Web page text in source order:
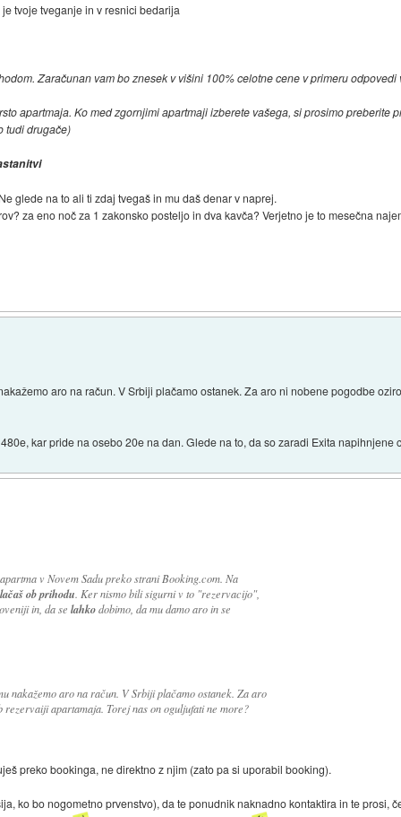
tvoje tveganje in v resnici bedarija
Zaračunan vam bo znesek v višini 100% celotne cene v primeru odpovedi
apartmaja. Ko med zgornjimi apartmaji izberete vašega, si prosimo preberite
tudi drugače)
glede na to ali ti zdaj tvegaš in mu daš denar v naprej.
za eno noč za 1 zakonsko posteljo in dva kavča? Verjetno je to mesečna
aro na račun. V Srbiji plačamo ostanek. Za aro ni nobene pogodbe
kar pride na osebo 20e na dan. Glede na to, da so zaradi Exita napihnjene
v Novem Sadu preko strani Booking.com. Na
ob prihodu . Ker nismo bili sigurni v to "rezervacijo",
in, da se lahkodobimo, da mu damo aro in se
nakažemo aro na račun. V Srbiji plačamo ostanek. Za aro
rezervaiji apartamaja. Torej nas on oguljufati ne more?
preko bookinga, ne direktno z njim (zato pa si uporabil booking).
ko bo nogometno prvenstvo), da te ponudnik naknadno kontaktira in te prosi,